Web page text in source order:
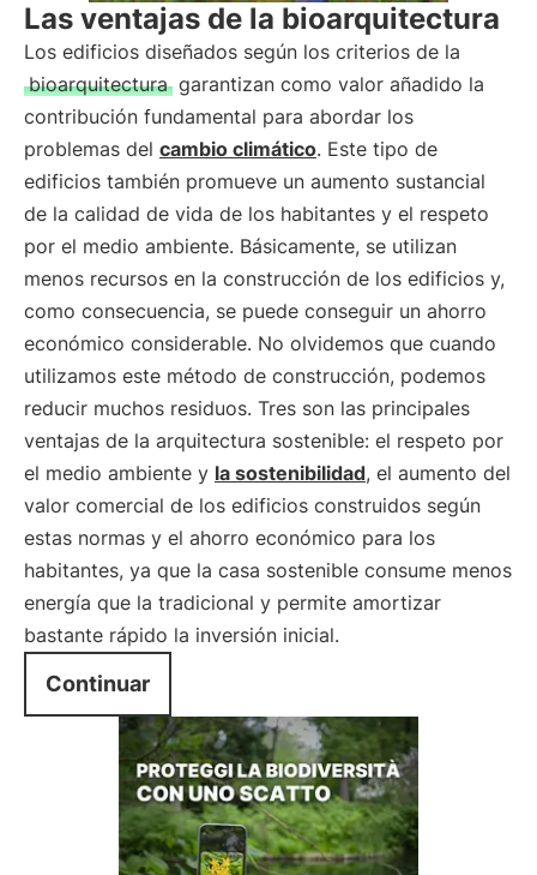
Las ventajas de la bioarquitectura
Los edificios diseñados según los criterios de la
bioarquitectura garantizan como valor añadido la
contribución fundamental para abordar los
problemas del cambio climático. Este tipo de
edificios también promueve un aumento sustancial
de la calidad de vida de los habitantes y el respeto
por el medio ambiente. Básicamente, se utilizan
menos recursos en la construcción de los edificios y,
como consecuencia, se puede conseguir un ahorro
económico considerable. No olvidemos que cuando
utilizamos este método de construcción, podemos
reducir muchos residuos. Tres son las principales
ventajas de la arquitectura sostenible: el respeto por
el medio ambiente y la sostenibilidad, el aumento del
valor comercial de los edificios construidos según
estas normas y el ahorro económico para los
habitantes, ya que la casa sostenible consume menos
energía que la tradicional y permite amortizar
bastante rápido la inversión inicial.
Continuar